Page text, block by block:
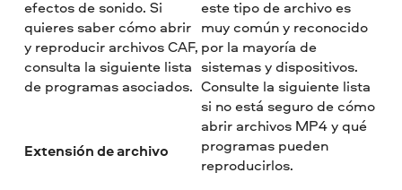
efectos de sonido. Si
quieres saber cómo abrir
y reproducir archivos CAF,
consulta la siguiente lista
de programas asociados.
Extensión de archivo
este tipo de archivo es
muy común y reconocido
por la mayoría de
sistemas y dispositivos.
Consulte la siguiente lista
si no está seguro de cómo
abrir archivos MP4 y qué
programas pueden
reproducirlos.